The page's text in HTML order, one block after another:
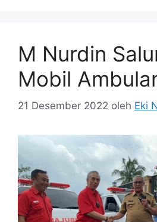
M Nurdin
Mobil
21 Desember 2022 oleh Eki